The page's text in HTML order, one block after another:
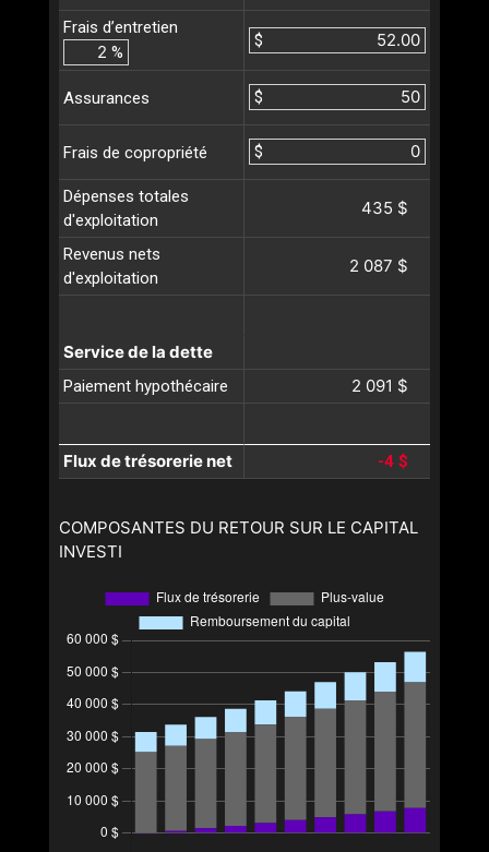
Frais d’entretien
%
$
Assurances $
Frais de copropriété $
Dépenses totales
d'exploitation
435 $
Revenus nets
d'exploitation
2 087 $
Service de la dette
Paiement hypothécaire 2 091 $
Flux de trésorerie net -4 $
COMPOSANTES DU RETOUR SUR LE CAPITAL
INVESTI